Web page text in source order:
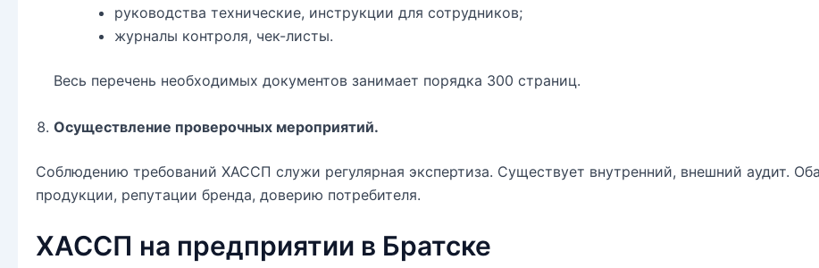
руководства технические, инструкции для сотрудников;
журналы контроля, чек-листы.
Весь перечень необходимых документов занимает порядка 300 страниц.
Осуществление проверочных мероприятий.
Соблюдению требований ХАССП служи регулярная экспертиза. Существует внутренний, внешний аудит.
продукции, репутации бренда, доверию потребителя.
ХАССП на предприятии в Братске